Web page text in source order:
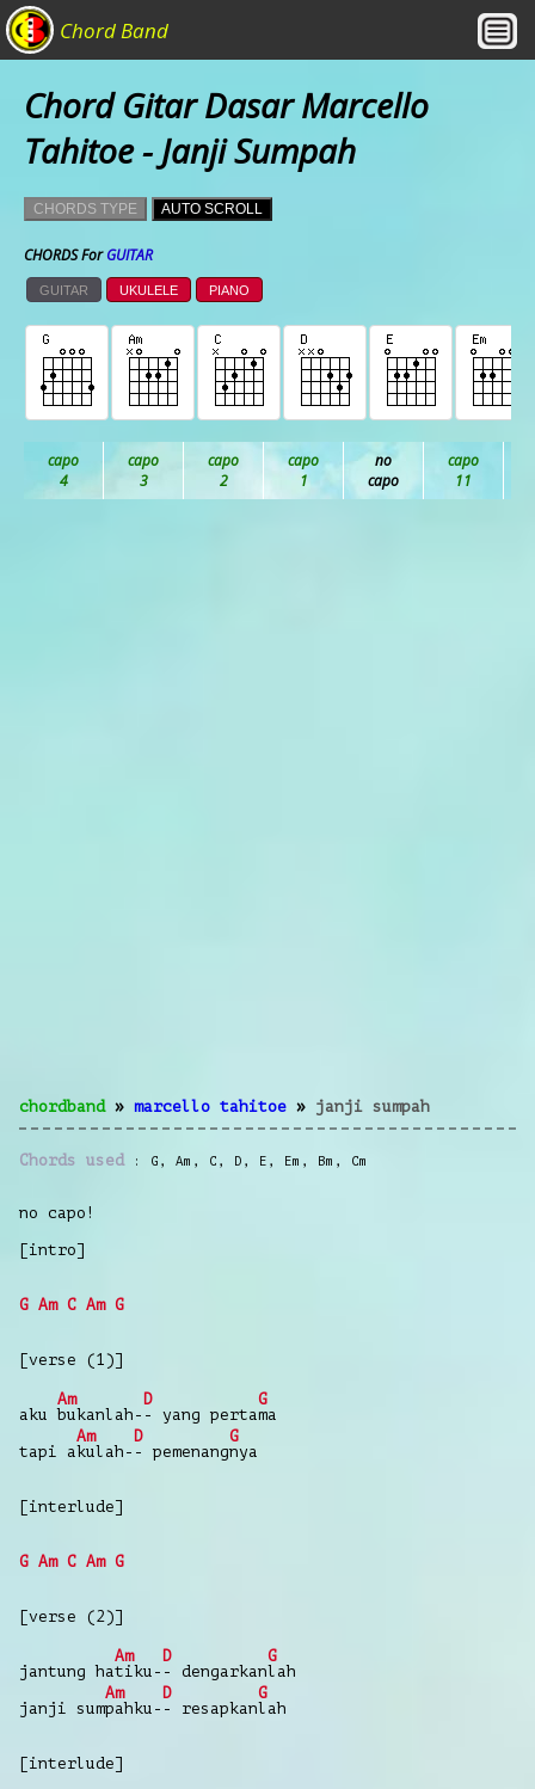
Chord Band
Chord Gitar Dasar Marcello
Tahitoe - Janji Sumpah
CHORDS TYPE AUTO SCROLL
CHORDS ForGUITAR
GUITAR UKULELE PIANO
chordband» marcello tahitoe » janji sumpah
Chords used G , Am , C , D , E , Em , Bm , Cm
no capo!
[intro]
G Am C Am G
[verse (1)]
aku
Am
bukanlah-
D
- yang perta
G
ma
tapi a
Am
kulah-
D
- pemenang
G
nya
[interlude]
G Am C Am G
[verse (2)]
jantung ha
Am
tiku-
D
- dengarkan
G
lah
janji sum
Am
pahku-
D
- resapkan
G
lah
[interlude]